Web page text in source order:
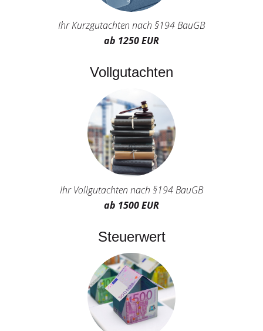
Ihr Kurzgutachten nach §194 BauGB
ab 1250 EUR
Vollgutachten
Ihr Vollgutachten nach §194 BauGB
ab 1500 EUR
Steuerwert